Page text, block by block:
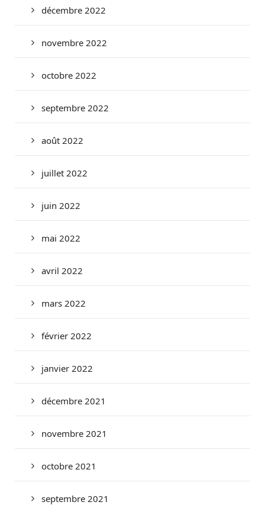
décembre 2022
novembre 2022
octobre 2022
septembre 2022
août 2022
juillet 2022
juin 2022
mai 2022
avril 2022
mars 2022
février 2022
janvier 2022
décembre 2021
novembre 2021
octobre 2021
septembre 2021